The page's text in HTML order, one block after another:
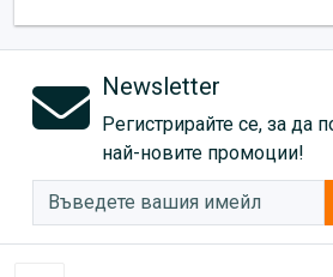
Newsletter
Регистрирайте се, за да
най-новите промоции!